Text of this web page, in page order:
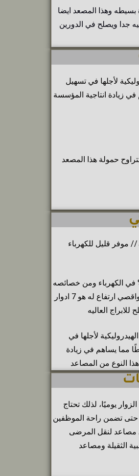
بسيطه وهذا المصعد ايضا
جدا ويصلح في الدورين
لأجلها في تسهيل
زيادة انتاجية المؤسسة
حمولة هذا المصعد
// موفر قليل للكهرباء
هذا المصعد الي غرفه اعلي الكابينه ويوفر 40% في الكهرباء ومن خصائصه
ان سرعته بطيئه فلا تزيد سرعته عن 60 سم كل ثانيه واقصي ارتفاع له هو 7 ادوار
العاليه
لأجلها في
مما يساهم في زيادة
النوع من المصاعد
يوميًا، لذلك تحتاج
حتى تضمن راحة الموظفين
مصاعد لنقل المرضى
الثقيلة ومصاعد